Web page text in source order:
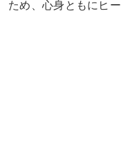
ため、心身ともにヒ